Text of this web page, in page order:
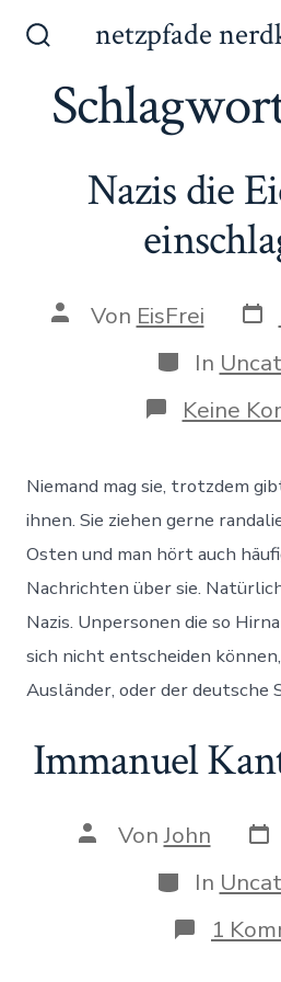
Inhalt
springenein-/ausblenden
netzpfade
Nazis die
AutorVon EisFrei
des
Kategorien
In
Keine
Niemand mag sie, trotzdem
ihnen. Sie ziehen gerne
Osten und man hört auch
Nachrichten über sie.
Nazis. Unpersonen die so
sich nicht entscheiden
Ausländer, oder der deutsche
Immanuel
Autor
Beitrags
VonJohn
des
Kategorien
In
1